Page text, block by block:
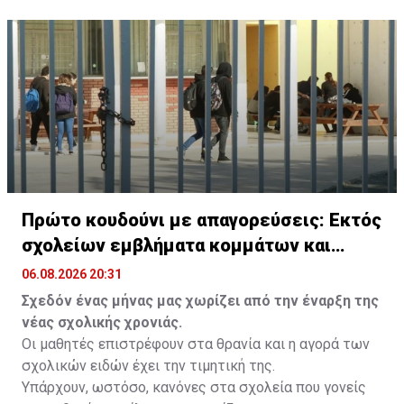
Πρώτο κουδούνι με απαγορεύσεις: Εκτός
σχολείων εμβλήματα κομμάτων και
ομάδων
06.08.2026 20:31
Σχεδόν ένας μήνας μας χωρίζει από την έναρξη της
νέας σχολικής χρονιάς.
Οι μαθητές επιστρέφουν στα θρανία και η αγορά των
σχολικών ειδών έχει την τιμητική της.
Υπάρχουν, ωστόσο, κανόνες στα σχολεία που γονείς